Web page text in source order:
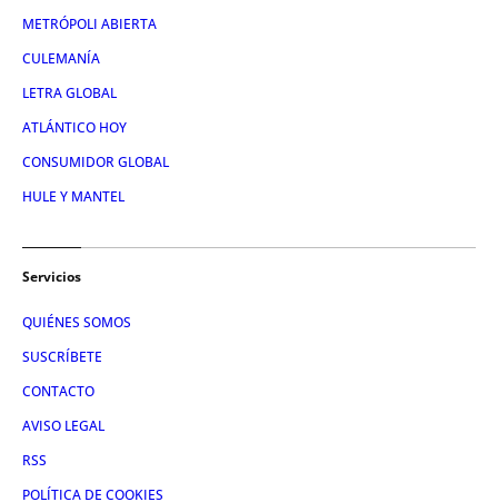
METRÓPOLI ABIERTA
CULEMANÍA
LETRA GLOBAL
ATLÁNTICO HOY
CONSUMIDOR GLOBAL
HULE Y MANTEL
Servicios
QUIÉNES SOMOS
SUSCRÍBETE
CONTACTO
AVISO LEGAL
RSS
POLÍTICA DE COOKIES